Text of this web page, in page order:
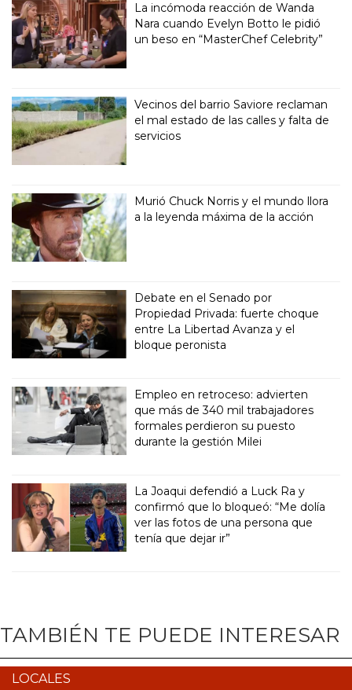
La incómoda reacción de Wanda
Nara cuando Evelyn Botto le pidió
un beso en “MasterChef Celebrity”
Vecinos del barrio Saviore reclaman
el mal estado de las calles y falta de
servicios
Murió Chuck Norris y el mundo llora
a la leyenda máxima de la acción
Debate en el Senado por
Propiedad Privada: fuerte choque
entre La Libertad Avanza y el
bloque peronista
Empleo en retroceso: advierten
que más de 340 mil trabajadores
formales perdieron su puesto
durante la gestión Milei
La Joaqui defendió a Luck Ra y
confirmó que lo bloqueó: “Me dolía
ver las fotos de una persona que
tenía que dejar ir”
TAMBIÉN TE PUEDE INTERESAR
LOCALES